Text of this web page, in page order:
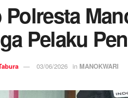
Polresta
Pelaku
03/06/2026 in MANOKWARI